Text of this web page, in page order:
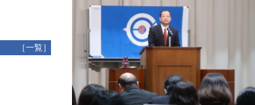
［一覧］